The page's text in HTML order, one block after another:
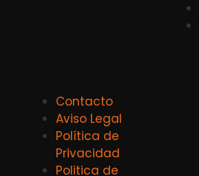
Contacto
Aviso Legal
Política de
Privacidad
Politica de